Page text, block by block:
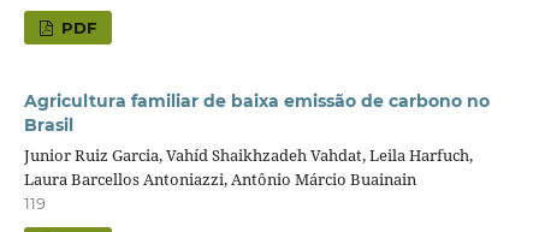
PDF
Agricultura familiar de baixa emissão de carbono no
Brasil
Junior Ruiz Garcia, Vahíd Shaikhzadeh Vahdat, Leila Harfuch,
Laura Barcellos Antoniazzi, Antônio Márcio Buainain
119